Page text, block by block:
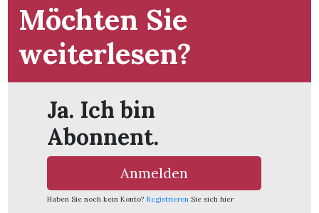
Möchten Sie
weiterlesen?
Ja. Ich bin
Abonnent.
Anmelden
Haben Sie noch kein Konto? Registrieren Sie sich hier